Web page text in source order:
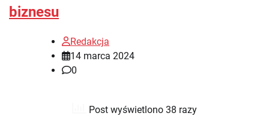
biznesu
Redakcja
14 marca 2024
0
Post wyświetlono 38 razy